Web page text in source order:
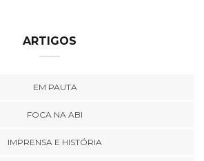
ARTIGOS
EM PAUTA
FOCA NA ABI
IMPRENSA E HISTÓRIA